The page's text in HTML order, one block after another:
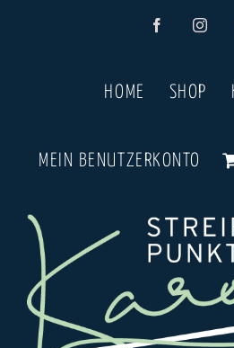
Facebook
HOME SHOP
MEIN BENUTZERKONTO